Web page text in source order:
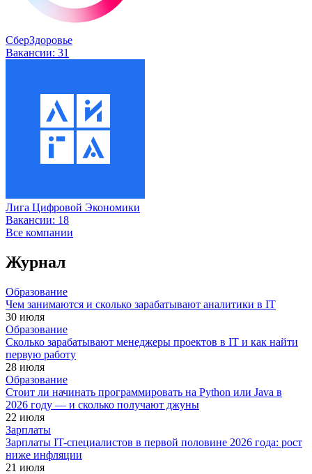
СберЗдоровье
Вакансии: 31
Лига Цифровой Экономики
Вакансии: 18
Все компании
Журнал
Образование
Чем занимаются и сколько зарабатывают аналитики в IT
30 июля
Образование
Сколько зарабатывают менеджеры проектов в IT и как найти
первую работу
28 июля
Образование
Стоит ли начинать программировать на Python или Java в
2026 году — и сколько получают джуны
22 июля
Зарплаты
Зарплаты IT-специалистов в первой половине 2026 года: рост
ниже инфляции
21 июля